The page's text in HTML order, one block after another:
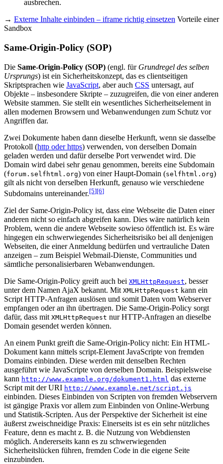
ausbrechen.
→ Externe Inhalte einbinden – iframe richtig einsetzen Vorteile einer
Sandbox
Same-Origin-Policy (SOP)
Die Same-Origin-Policy (SOP) (engl. für Grundregel des selben
Ursprungs) ist ein Sicherheitskonzept, das es clientseitigen
Skriptsprachen wie JavaScript, aber auch CSS untersagt, auf
Objekte – insbesondere Skripte – zuzugreifen, die von einer anderen
Website stammen. Sie stellt ein wesentliches Sicherheitselement in
allen modernen Browsern und Webanwendungen zum Schutz vor
Angriffen dar.
Zwei Dokumente haben dann dieselbe Herkunft, wenn sie dasselbe
Protokoll (http oder https) verwenden, von derselben Domain
geladen werden und dafür derselbe Port verwendet wird. Die
Domain wird dabei sehr genau genommen, bereits eine Subdomain
(forum.selfhtml.org) von einer Haupt-Domain (selfhtml.org)
gilt als nicht von derselben Herkunft, genauso wie verschiedene
Subdomains untereinander.[5][6]
Ziel der Same-Origin-Policy ist, dass eine Webseite die Daten einer
anderen nicht so einfach abgreifen kann. Dies wäre natürlich kein
Problem, wenn die andere Webseite sowieso öffentlich ist. Es wäre
hingegen ein schwerwiegendes Sicherheitsrisiko bei all denjenigen
Webseiten, die einer Anmeldung bedürfen und vertrauliche Daten
anzeigen – zum Beispiel Webmail-Dienste, Communities und
sämtliche personalisierbaren Webanwendungen.
Die Same-Origin-Policy greift auch bei XMLHttpRequest, besser
unter dem Namen AjaX bekannt. Mit XMLHttpRequest kann ein
Script HTTP-Anfragen auslösen und somit Daten vom Webserver
empfangen oder an ihn übertragen. Die Same-Origin-Policy sorgt
dafür, dass mit XMLHttpRequest nur HTTP-Anfragen an dieselbe
Domain gesendet werden können.
An einem Punkt greift die Same-Origin-Policy nicht: Ein HTML-
Dokument kann mittels script-Element JavaScripte von fremden
Domains einbinden. Diese werden mit denselben Rechten
ausgeführt wie JavaScripte von derselben Domain. Beispielsweise
kann http://www.example.org/dokument1.html das externe
Script mit der URI http://www.example.net/script.js
einbinden. Dieses Einbinden von Scripten von fremden Webservern
ist gängige Praxis vor allem zum Einbinden von Online-Werbung
und Statistik-Scripten. Aus der Perspektive der Sicherheit ist eine
äußerst zweischneidige Praxis: Einerseits ist es ein sehr nützliches
Feature, denn es macht z. B. die Nutzung von Webdiensten
möglich. Andererseits kann es zu schwerwiegenden
Sicherheitslücken führen, fremden Code in die eigene Seite
einzubinden.